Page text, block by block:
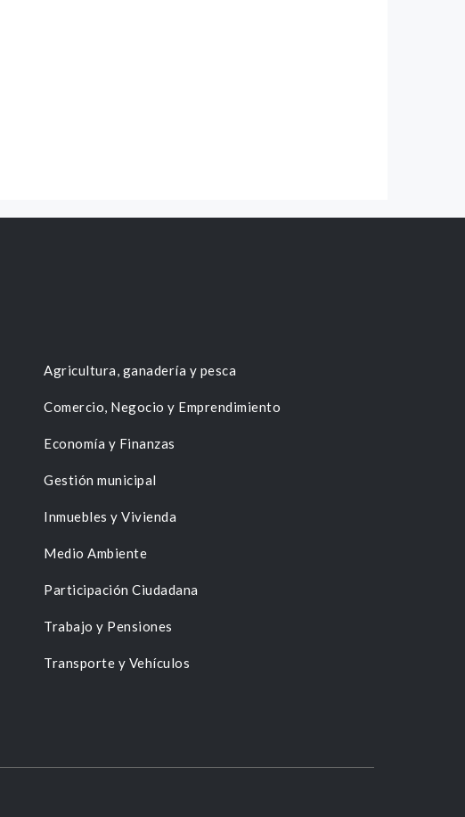
Agricultura, ganadería y pesca
Comercio, Negocio y Emprendimiento
Economía y Finanzas
Gestión municipal
Inmuebles y Vivienda
Medio Ambiente
Participación Ciudadana
Trabajo y Pensiones
Transporte y Vehículos